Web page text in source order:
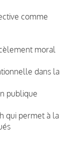
comme
moral
dans la
publique
qui permet à la